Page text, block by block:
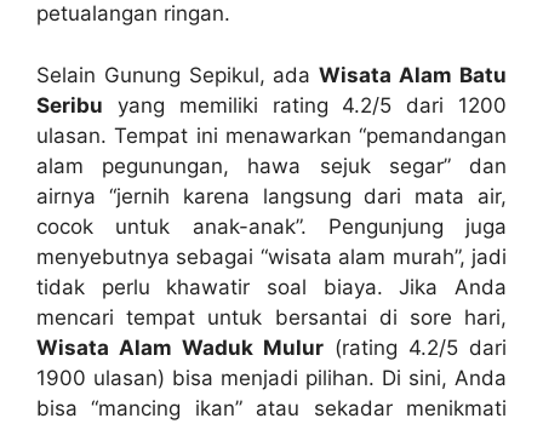
petualangan ringan.
Selain Gunung Sepikul, adaWisata Alam Batu
Seribu yang memiliki rating 4.2/5 dari 1200
ulasan. Tempat ini menawarkan “pemandangan
alam pegunungan, hawa sejuk segar” dan
airnya “jernih karena langsung dari mata air,
cocok untuk anak-anak”. Pengunjung juga
menyebutnya sebagai “wisata alam murah”, jadi
tidak perlu khawatir soal biaya. Jika Anda
mencari tempat untuk bersantai di sore hari,
Wisata Alam Waduk Mulur (rating 4.2/5 dari
1900 ulasan) bisa menjadi pilihan. Di sini, Anda
bisa “mancing ikan” atau sekadar menikmati